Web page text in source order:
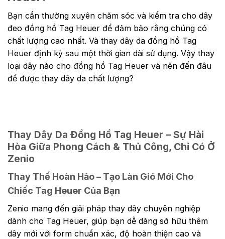
Bạn cần thường xuyên chăm sóc và kiểm tra cho dây
đeo đồng hồ Tag Heuer để đảm bảo rằng chúng có
chất lượng cao nhất. Và thay dây da đồng hồ Tag
Heuer định kỳ sau một thời gian dài sử dụng. Vậy thay
loại dây nào cho đồng hồ Tag Heuer và nên đến đâu
để được thay dây da chất lượng?
Thay Dây Da Đồng Hồ Tag Heuer – Sự Hài
Hòa Giữa Phong Cách & Thủ Công, Chỉ Có Ở
Zenio
Thay Thế Hoàn Hảo – Tạo Làn Gió Mới Cho
Chiếc Tag Heuer Của Bạn
Zenio mang đến giải pháp thay dây chuyên nghiệp
dành cho Tag Heuer, giúp bạn dễ dàng sở hữu thêm
dây mới với form chuẩn xác, độ hoàn thiện cao và